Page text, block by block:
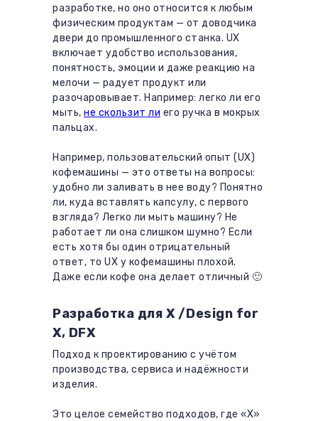
разработке, но оно относится к любым
физическим продуктам — от доводчика
двери до промышленного станка. UX
включает удобство использования,
понятность, эмоции и даже реакцию на
мелочи — радует продукт или
разочаровывает. Например: легко ли его
мыть, не скользит ли его ручка в мокрых
пальцах.
Например, пользовательский опыт (UX)
кофемашины — это ответы на вопросы:
удобно ли заливать в нее воду? Понятно
ли, куда вставлять капсулу, с первого
взгляда? Легко ли мыть машину? Не
работает ли она слишком шумно? Если
есть хотя бы один отрицательный
ответ, то UX у кофемашины плохой.
Даже если кофе она делает отличный 🙂
Разработка для X /Design for
X, DFX
Подход к проектированию с учётом
производства, сервиса и надёжности
изделия.
Это целое семейство подходов, где «Х»